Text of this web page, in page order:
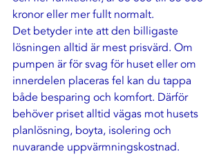
kronor eller mer fullt normalt.
Det betyder inte att den billigaste
lösningen alltid är mest prisvärd. Om
pumpen är för svag för huset eller om
innerdelen placeras fel kan du tappa
både besparing och komfort. Därför
behöver priset alltid vägas mot husets
planlösning, boyta, isolering och
nuvarande uppvärmningskostnad.